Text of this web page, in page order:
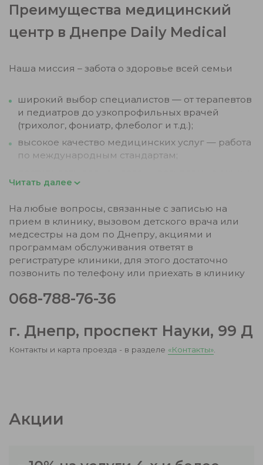
Преимущества медицинский
центр в Днепре Daily Medical
Наша миссия – забота о здоровье всей семьи
широкий выбор специалистов — от терапевтов
и педиатров до узкопрофильных врачей
(трихолог, фониатр, флеболог и т.д.);
высокое качество медицинских услуг — работа
по международным стандартам;
комплексные программы и программы
новейшее оборудование для диагностики и
лечения;
удобное расположение — до нас легко
добраться из любой точки города Днепр,
большая парковка;
клиника для взрослых и детей Дэйли Медикал
договоров с предприятиями и фирмами, а
также сотрудничает со страховыми
компаниями.
Читать далее
На любые вопросы, связанные с записью на
прием в клинику, вызовом детского врача или
медсестры на дом по Днепру, акциями и
программам обслуживания ответят в
регистратуре клиники, для этого достаточно
позвонить по телефону или приехать в клинику
068-788-76-36
г. Днепр, проспект Науки, 99 Д
Контакты и карта проезда - в разделе «Контакты»
Акции